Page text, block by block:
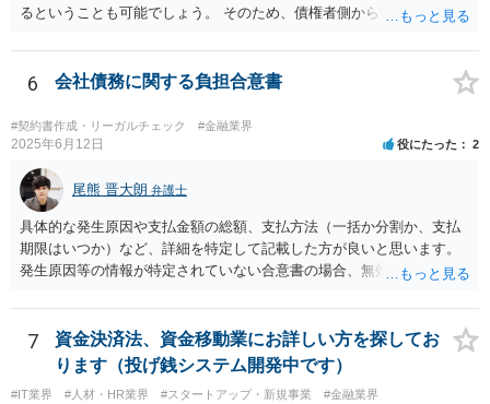
るということも可能でしょう。 そのため、債権者側からすれば、会社
求しても良いものとなります。
6 会社債務に関する負担合意書
#契約書作成・リーガルチェック #金融業界
2025年6月12日 役にたった 2
尾熊 晋大朗 弁護士
具体的な発生原因や支払金額の総額、支払方法（一括か分割か、支払
期限はいつか）など、詳細を特定して記載した方が良いと思います。
発生原因等の情報が特定されていない合意書の場合、無効になるリス
項など、合意書に記載した方が良い文言もありますので、ご注意され
た方が良いです。 合意書など法的な書面は文言によって効果が変わり
得るので、弁護士にご事情を伝えて直接相談、合意書の作成を依頼す
ることをお勧めいたします。
7
資金決済法、資金移動業にお詳しい方を探してお
ります（投げ銭システム開発中です）
#IT業界 #人材・HR業界 #スタートアップ・新規事業 #金融業界